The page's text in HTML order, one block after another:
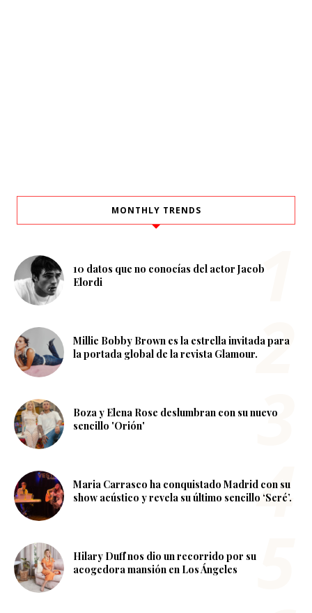
MONTHLY TRENDS
10 datos que no conocías del actor Jacob
Elordi
Millie Bobby Brown es la estrella invitada para
la portada global de la revista Glamour.
Boza y Elena Rose deslumbran con su nuevo
sencillo 'Orión'
Maria Carrasco ha conquistado Madrid con su
show acústico y revela su último sencillo ‘Seré’.
Hilary Duff nos dio un recorrido por su
acogedora mansión en Los Ángeles